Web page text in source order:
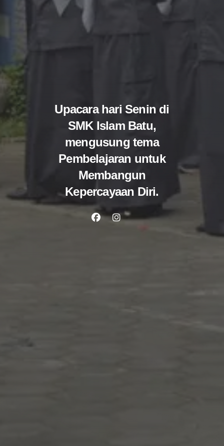
Upacara hari Senin di
SMK Islam Batu,
mengusung tema
Pembelajaran untuk
Membangun
Kepercayaan Diri.